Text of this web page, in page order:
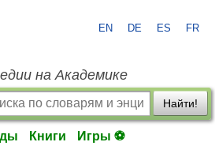
EN DE ES FR
на Академике
Найти!
Книги Игры ⚽